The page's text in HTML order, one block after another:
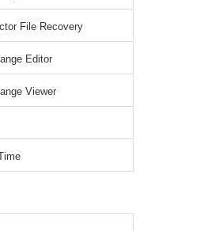
File Recovery
Editor
Viewer